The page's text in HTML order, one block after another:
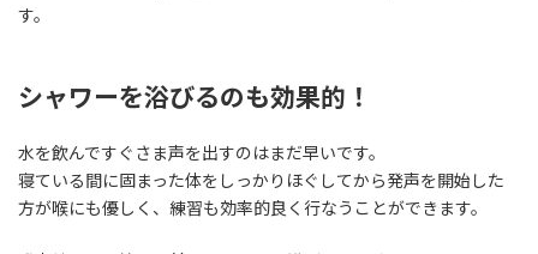
す。
シャワーを浴びるのも効果的！
水を飲んですぐさま声を出すのはまだ早いです。
寝ている間に固まった体をしっかりほぐしてから発声を開始した
方が喉にも優しく、練習も効率的良く行なうことができます。